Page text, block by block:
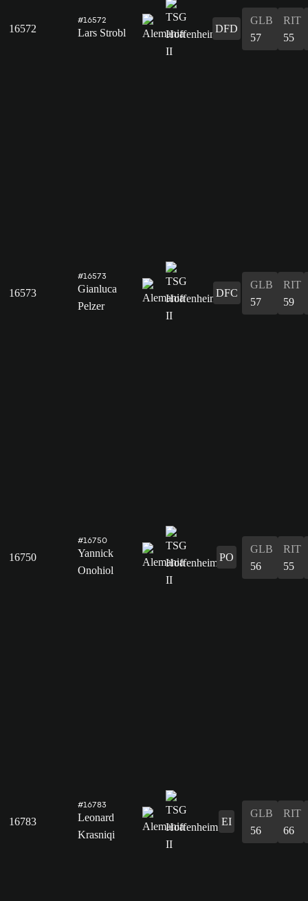
16572
#16572
Lars Strobl DFD
GLB
57
RIT
55
16573
#16573
Gianluca
Pelzer
DFC
GLB
57
RIT
59
16750
#16750
Yannick
Onohiol
PO
GLB
56
RIT
55
16783
#16783
Leonard
Krasniqi
EI
GLB
56
RIT
66